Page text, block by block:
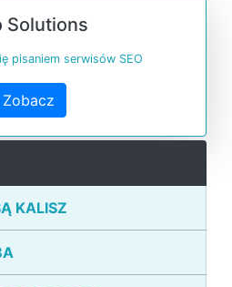
Solutions
pisaniem serwisów SEO
Zobacz
KALISZ